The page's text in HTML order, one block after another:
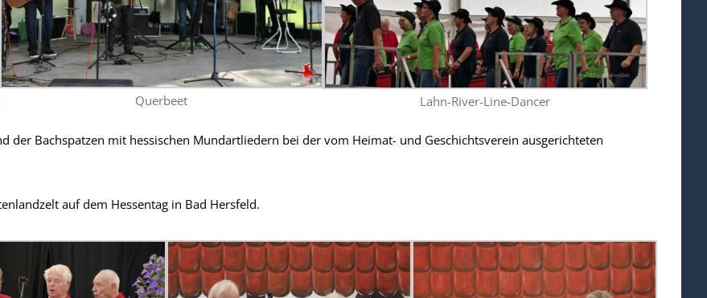
Querbeet Lahn-River-Line-Dancer
der Bachspatzen mit hessischen Mundartliedern bei der vom Heimat- und Geschichtsverein ausgerichteten
auf dem Hessentag in Bad Hersfeld.